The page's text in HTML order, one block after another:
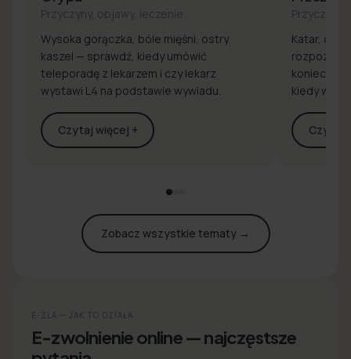
Przyczyny, objawy, leczenie
Wysoka gorączka, bóle mięśni, ostry
kaszel — sprawdź, kiedy umówić
teleporadę z lekarzem i czy lekarz
wystawi L4 na podstawie wywiadu.
Czytaj więcej +
Przyczyny,
Katar,
rozpoznaj
konieczna
kiedy
Czytaj
Zobacz wszystkie tematy →
E-ZLA — JAK TO DZIAŁA
E-zwolnienie online — najczęstsze